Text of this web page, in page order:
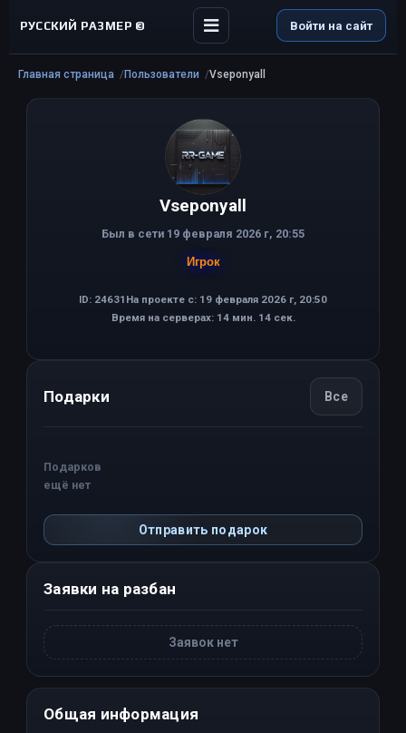
РУССКИЙ РАЗМЕР © Войти на сайт
Главная страница Пользователи Vseponyall
Vseponyall
Был в сети 19 февраля 2026 г, 20:55
Игрок
ID: 24631 На проекте с: 19 февраля 2026 г, 20:50
Время на серверах: 14 мин. 14 сек.
Подарки Все
Подарков
ещё нет
Отправить подарок
Заявки на разбан
Заявок нет
Общая информация